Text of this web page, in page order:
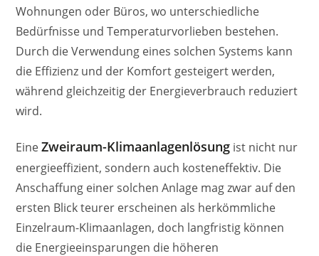
Wohnungen oder Büros, wo unterschiedliche
Bedürfnisse und Temperaturvorlieben bestehen.
Durch die Verwendung eines solchen Systems kann
die Effizienz und der Komfort gesteigert werden,
während gleichzeitig der Energieverbrauch reduziert
wird.
EineZweiraum-Klimaanlagenlösung ist nicht nur
energieeffizient, sondern auch kosteneffektiv. Die
Anschaffung einer solchen Anlage mag zwar auf den
ersten Blick teurer erscheinen als herkömmliche
Einzelraum-Klimaanlagen, doch langfristig können
die Energieeinsparungen die höheren